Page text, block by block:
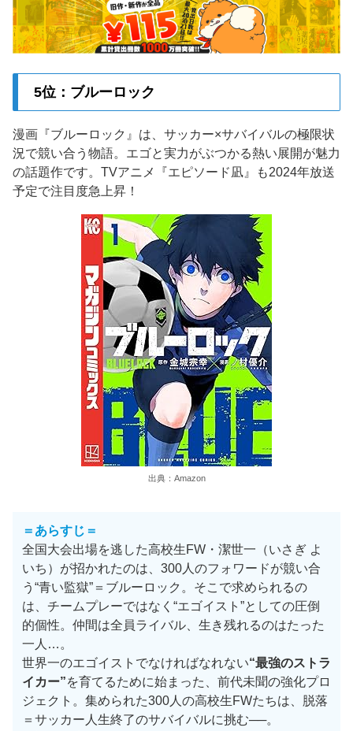
5位：ブルーロック
漫画『ブルーロック』は、サッカー×サバイバルの極限状
況で競い合う物語。エゴと実力がぶつかる熱い展開が魅力
の話題作です。TVアニメ『エピソード凪』も2024年放送
予定で注目度急上昇！
出典：Amazon
＝あらすじ＝
全国大会出場を逃した高校生FW・潔世一（いさぎ よ
いち）が招かれたのは、300人のフォワードが競い合
う“青い監獄”＝ブルーロック。そこで求められるの
は、チームプレーではなく“エゴイスト”としての圧倒
的個性。仲間は全員ライバル、生き残れるのはたった
一人…。
世界一のエゴイストでなければなれない“最強のストラ
イカー”を育てるために始まった、前代未聞の強化プロ
ジェクト。集められた300人の高校生FWたちは、脱落
＝サッカー人生終了のサバイバルに挑む──。